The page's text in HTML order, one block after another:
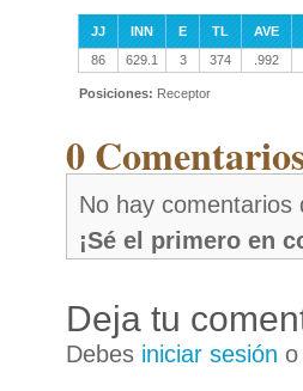
JJ INN E TL
AVE
86
629.1 3 374 .992
Posiciones: Receptor
0
No hay comentarios
¡Sé el primero en
Deja tu
Debes iniciar sesión